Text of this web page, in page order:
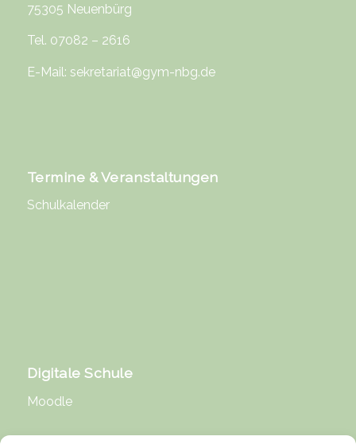
75305 Neuenbürg
Tel. 07082 – 2616
E-Mail: sekretariat@gym-nbg.de
Termine & Veranstaltungen
Schulkalender
Digitale Schule
Moodle